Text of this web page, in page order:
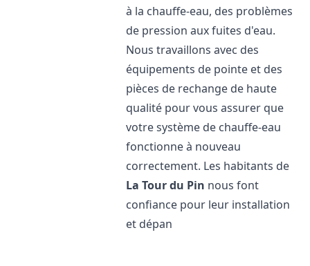
à la chauffe-eau, des problèmes
de pression aux fuites d'eau.
Nous travaillons avec des
équipements de pointe et des
pièces de rechange de haute
qualité pour vous assurer que
votre système de chauffe-eau
fonctionne à nouveau
correctement. Les habitants de
La Tour du Pin nous font
confiance pour leur installation
et dépan